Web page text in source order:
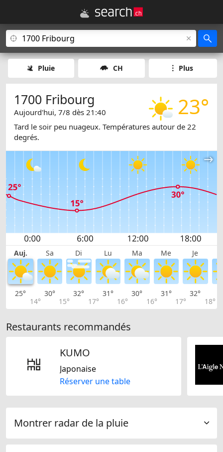
Pluie CH Plus
23°
1700 Fribourg
Aujourd'hui, 7/8 dès 21:40
Tard le soir peu nuageux. Températures autour de 22
degrés.
Auj. Sa Di Lu Ma Me Je
25°
14°
30°
15°
32°
17°
31°
16°
30°
16°
31°
17°
32°
18°
Restaurants recommandés
KUMO
Japonaise
Réserver une table
Montrer radar de la pluie